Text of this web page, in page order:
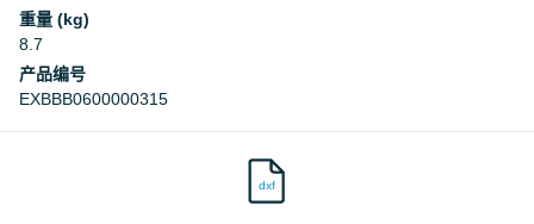
重量 (kg)
8.7
产品编号
EXBBB0600000315
dxf